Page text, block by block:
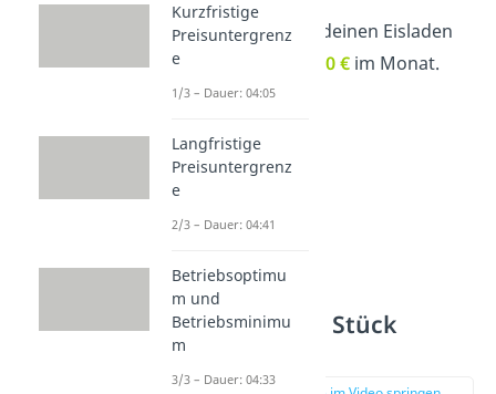
DieFixkostenfür deinen Eisladen
betragen also
1.300 € im Monat.
Fixkosten pro Stück
berechnen
Kurzfristige
Preisuntergrenz
e
1/3 – Dauer: 04:05
Langfristige
Preisuntergrenz
e
2/3 – Dauer: 04:41
Betriebsoptimu
m und
Betriebsminimu
m
3/3 – Dauer: 04:33